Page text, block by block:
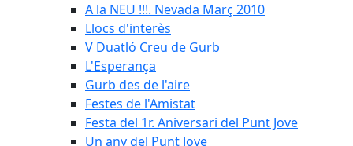
A la NEU !!!. Nevada Març 2010
Llocs d'interès
V Duatló Creu de Gurb
L'Esperança
Gurb des de l'aire
Festes de l'Amistat
Festa del 1r. Aniversari del Punt Jove
Un any del Punt Jove